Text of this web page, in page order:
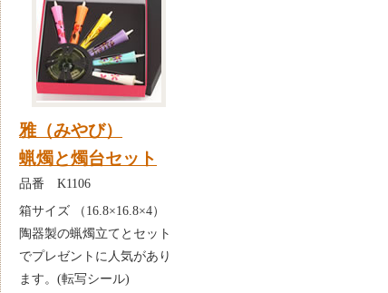
雅（みやび）
蝋燭と燭台セット
品番 K1106
箱サイズ （16.8×16.8×4）
陶器製の蝋燭立てとセット
でプレゼントに人気があり
ます。(転写シール)